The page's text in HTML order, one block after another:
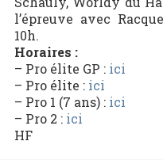
l’épreuve avec
10h.
Horaires :
– Pro élite GP : ici
– Pro élite : ici
– Pro 1 (7 ans) : ici
– Pro 2 : ici
HF